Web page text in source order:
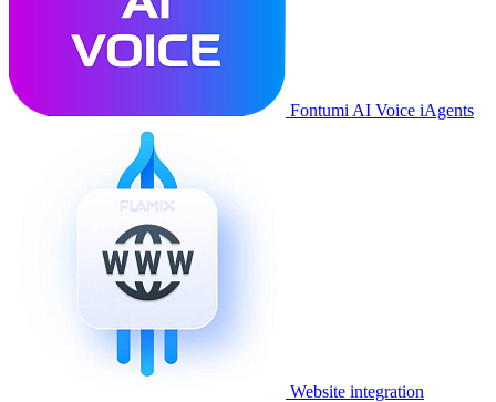
Fontumi AI Voice iAgents
Website integration